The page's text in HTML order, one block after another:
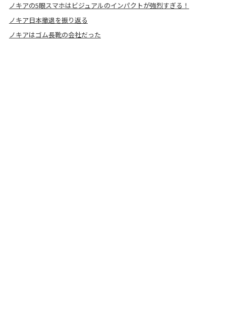
ノキアの5眼スマホはビジュアルのインパクトが強烈すぎる！
ノキア日本撤退を振り返る
ノキアはゴム長靴の会社だった